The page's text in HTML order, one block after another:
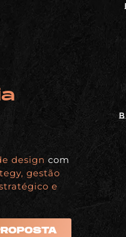
design com
gestão
e